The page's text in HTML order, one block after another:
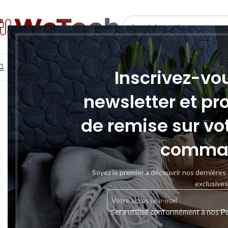
Inscrivez-
newsletter et
de remise sur
Soyez le premier à découvrir nos
exclusives
Sera utilisé conformément à nos
SELECT CATEGORY
INFORMATIQUE TÉLÉPHONIE & TABLETTE STOCKAGE